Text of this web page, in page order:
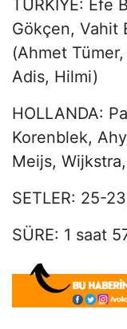
TÜRKİYE: Efe
Gökçen, Vahit
(Ahmet
Adis, Hilmi)
HOLLANDA:
Korenblek,
Meijs,
SETLER: 25-
SÜRE: 1 saat